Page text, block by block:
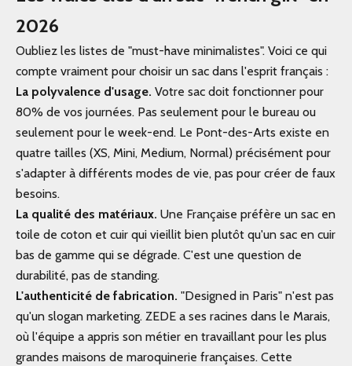
2026
Oubliez les listes de "must-have minimalistes". Voici ce qui
compte vraiment pour choisir un sac dans l'esprit français :
La polyvalence d'usage. Votre sac doit fonctionner pour
80% de vos journées. Pas seulement pour le bureau ou
seulement pour le week-end. Le Pont-des-Arts existe en
quatre tailles (XS, Mini, Medium, Normal) précisément pour
s'adapter à différents modes de vie, pas pour créer de faux
besoins.
La qualité des matériaux. Une Française préfère un sac en
toile de coton et cuir qui vieillit bien plutôt qu'un sac en cuir
bas de gamme qui se dégrade. C'est une question de
durabilité, pas de standing.
L'authenticité de fabrication. "Designed in Paris" n'est pas
qu'un slogan marketing. ZEDE a ses racines dans le Marais,
où l'équipe a appris son métier en travaillant pour les plus
grandes maisons de maroquinerie françaises. Cette